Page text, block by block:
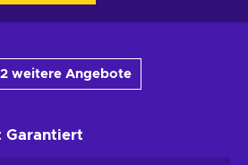
weitere Angebote
Garantiert